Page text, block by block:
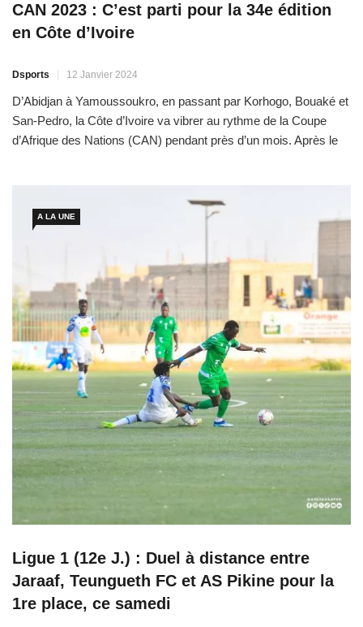
CAN 2023 : C’est parti pour la 34e édition
en Côte d’Ivoire
Dsports 12 Janvier 2024
D’Abidjan à Yamoussoukro, en passant par Korhogo, Bouaké et
San-Pedro, la Côte d’Ivoire va vibrer au rythme de la Coupe
d’Afrique des Nations (CAN) pendant près d’un mois. Après le
meilleures nations africaines du […]
A LA UNE
Ligue 1 (12e J.) : Duel à distance entre
Jaraaf, Teungueth FC et AS Pikine pour la
1re place, ce samedi